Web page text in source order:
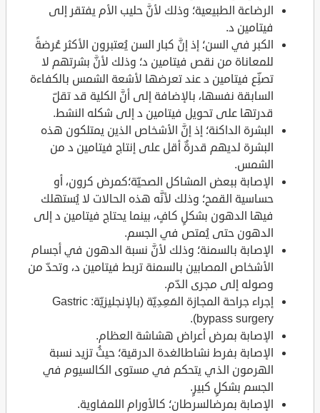
الرضاعة الطبيعية؛ وذلك لأنَّ حليب الأم يفتقر إلى
فيتامين د.
الكبر في السن؛ إذ إنَّ كبار السن يُعتبرون الأكثر عُرضةً
للمعاناة من نقص فيتامين د؛ وذلك لأنَّ بشرتهم لا
تصنِّع فيتامين د عند تعرضها لأشعة الشمس بالكفاءة
السابقة نفسها، بالإضافة إلى أنَّ الكلية قد تقلّ
قدرتها على تحويل فيتامين د إلى شكله النشط.
البشرة الداكنة؛ إذ إنَّ الأشخاص الذين يمتلكون هذه
البشرة لديهم قدرةٌ أقل على إنتاج فيتامين د من
الشمس.
الإصابة ببعض المشاكل الصحيّة؛كمرض كرون، أو
حساسية القمح؛ وذلك لأنَّه هذه الحالات لا يُستهلك
فيها الدهون بشكلٍ كافٍ، بينما يحتاج فيتامين د إلى
الدهون حتى يُمتص في الجسم.
الإصابة بالسمنة؛ وذلك لأنَّ نسبة الدهون في أجسام
الأشخاص المصابين بالسمنة تربط فيتامين د، وتحدّ من
وصوله إلى مجرى الدّم.
إجراء جراحة المجازة المَعِدِيّة (بالإنجليزيّة: Gastric
bypass surgery).
الإصابة بمرض أعراض هشاشة العظام.
الإصابة بفرط نشاطالغدة الدرقية؛ حيثُ تزيد نسبة
الهرمون الذي يتحكم في مستوى الكالسيوم في
الجسم بشكلٍ كبيرٍ.
الإصابة بمرضالسرطان؛ كالأورام اللمفاوية.